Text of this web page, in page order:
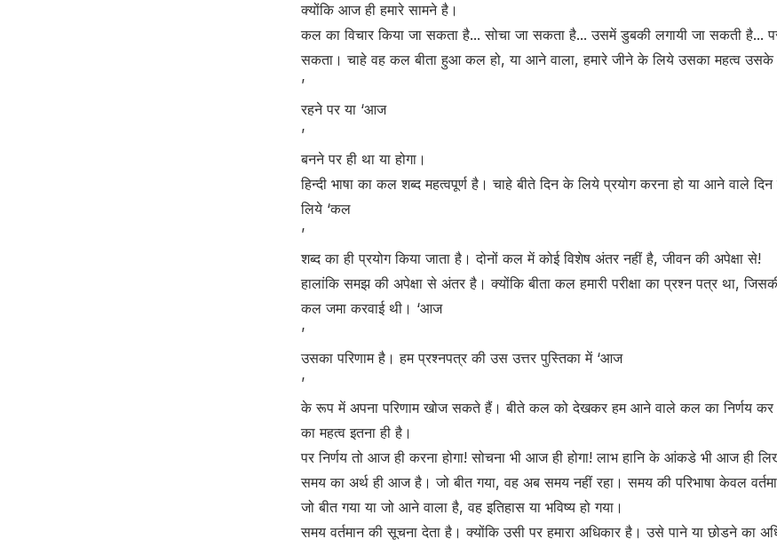
क्योंकि आज ही हमारे सामने है।
कल का विचार किया जा सकता है... सोचा जा सकता है... उसमें डुबकी लगायी जा सकती है...
सकता। चाहे वह कल बीता हुआ कल हो, या आने वाला, हमारे जीने के लिये उसका महत्व
’
रहने पर या ‘आज
’
बनने पर ही था या होगा।
हिन्दी भाषा का कल शब्द महत्वपूर्ण है। चाहे बीते दिन के लिये प्रयोग करना हो या आने वाले
लिये ‘कल
’
शब्द का ही प्रयोग किया जाता है। दोनों कल में कोई विशेष अंतर नहीं है, जीवन की अपेक्षा से!
हालांकि समझ की अपेक्षा से अंतर है। क्योंकि बीता कल हमारी परीक्षा का प्रश्न पत्र था,
कल जमा करवाई थी। ‘आज
’
उसका परिणाम है। हम प्रश्नपत्र की उस उत्तर पुस्तिका में ‘आज
’
के रूप में अपना परिणाम खोज सकते हैं। बीते कल को देखकर हम आने वाले कल का निर्णय
का महत्व इतना ही है।
पर निर्णय तो आज ही करना होगा! सोचना भी आज ही होगा! लाभ हानि के आंकडे भी आज ही
समय का अर्थ ही आज है। जो बीत गया, वह अब समय नहीं रहा। समय की परिभाषा केवल वर्तमान
जो बीत गया या जो आने वाला है, वह इतिहास या भविष्य हो गया।
समय वर्तमान की सूचना देता है। क्योंकि उसी पर हमारा अधिकार है। उसे पाने या छोडने का